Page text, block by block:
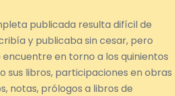
publicada resulta difícil de
y publicaba sin cesar, pero
en torno a los quinientos
sus libros, participaciones en obras
notas, prólogos a libros de